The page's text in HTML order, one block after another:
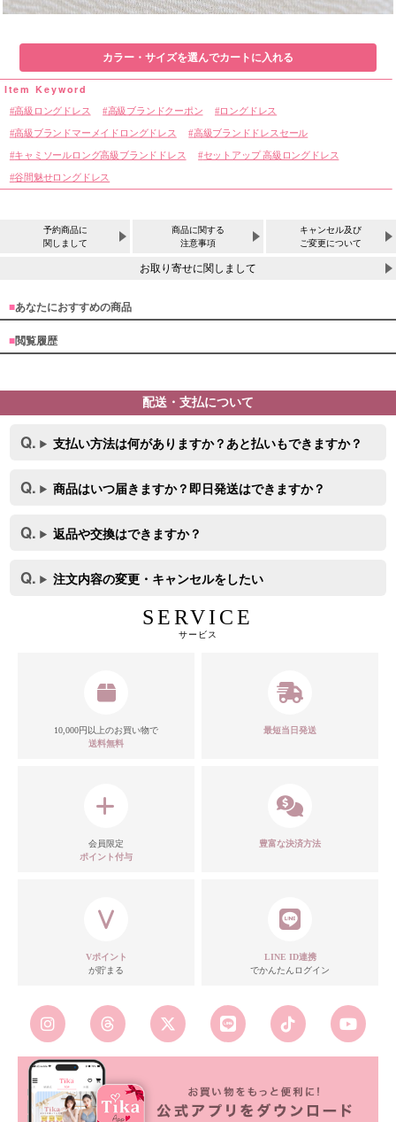
カラー・サイズを選んでカートに入れる
高級ロングドレス 高級ブランドクーポン ロングドレス
高級ブランドマーメイドロングドレス 高級ブランドドレスセール
キャミソールロング高級ブランドドレス
セットアップ 高級ロングドレス
谷間魅せロングドレス
予約商品に
関しまして
商品に関する
注意事項
キャンセル及び
ご変更について
お取り寄せに関しまして
■あなたにおすすめの商品
■閲覧履歴
配送・支払について
支払い方法は何がありますか？あと払いもできますか？
商品はいつ届きますか？即日発送はできますか？
返品や交換はできますか？
注文内容の変更・キャンセルをしたい
SERVICE
サービス
10,000円以上のお買い物で
送料無料
最短当日発送
会員限定
ポイント付与
豊富な決済方法
Vポイント
が貯まる
LINE ID連携
でかんたんログイン